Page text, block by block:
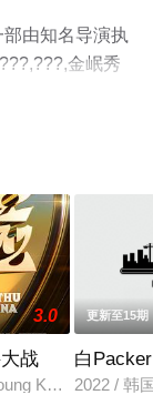
由知名导演执
金岷秀
情已揭晓（1-
、电视猫或
3.0
战
K、羅渽民擔任
更新至15期
白Packer
2022 / 韩